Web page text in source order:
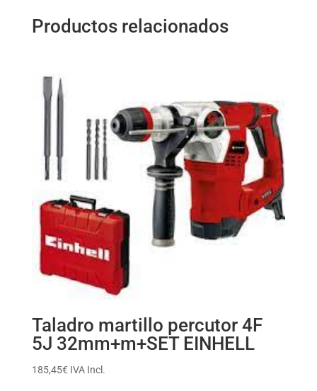
Productos relacionados
Taladro martillo percutor 4F
5J 32mm+m+SET EINHELL
185,45€ IVA Incl.